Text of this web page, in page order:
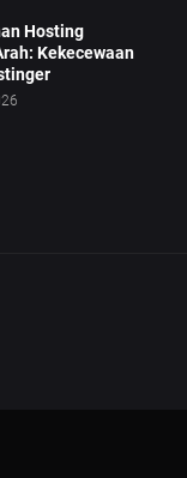
Hosting
Kekecewaan